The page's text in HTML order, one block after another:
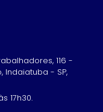
116 -
Indaiatuba - SP,
17h30.